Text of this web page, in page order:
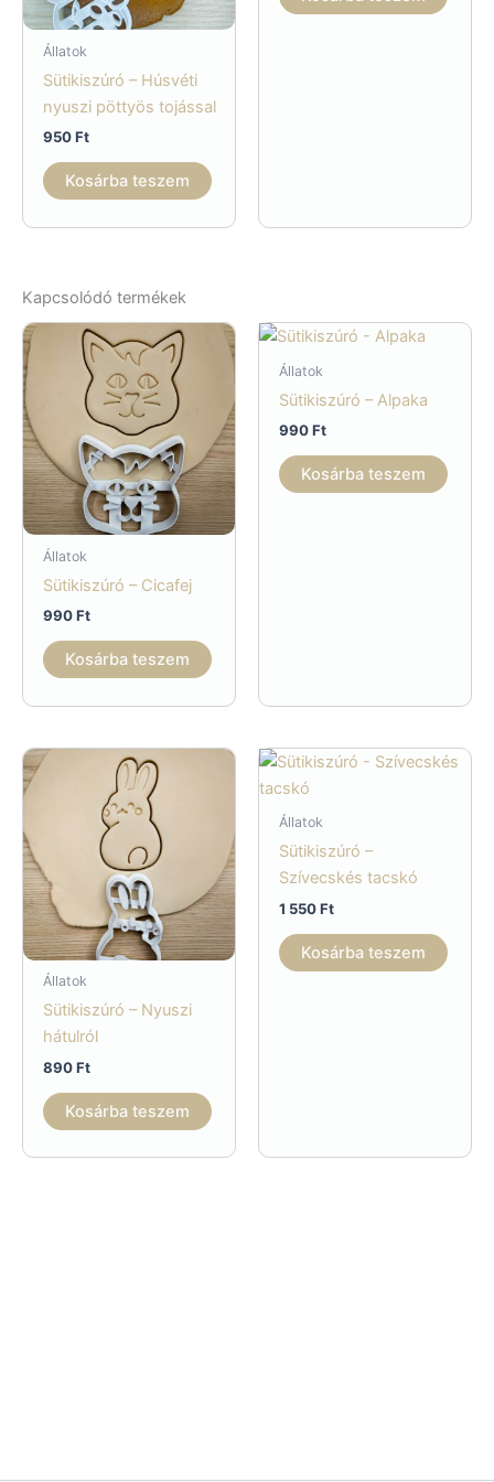
Állatok
Sütikiszúró – Húsvéti
nyuszi pöttyös tojással
950Ft
Kosárba teszem
Kapcsolódó termékek
Állatok
Sütikiszúró – Cicafej
990Ft
Kosárba teszem
Állatok
Sütikiszúró – Alpaka
990Ft
Kosárba teszem
Állatok
Sütikiszúró – Nyuszi
hátulról
890Ft
Kosárba teszem
Állatok
Sütikiszúró –
Szívecskés tacskó
1 550Ft
Kosárba teszem